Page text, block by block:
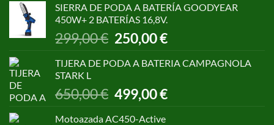
era:
1.055,00 €.
es:
SIERRA DE PODA A BATERÍA GOODYEAR
450W+ 2 BATERÍAS 16,8V.
299,00€ El
precio
original
299,00 €.
250,00€El
precio
actual
250,00 €.
TIJERA DE PODA A BATERIA CAMPAGNOLA
STARK L
650,00€
El
precio
original
499,00€El
precio
Motoazada AC450-Active